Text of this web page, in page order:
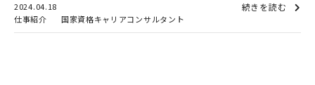
2024.04.18
仕事紹介
国家資格キャリアコンサルタント
続きを読む